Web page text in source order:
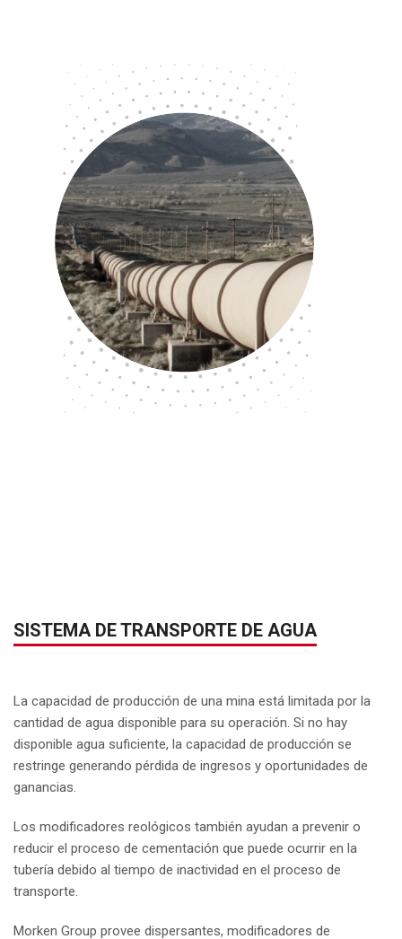
SISTEMA DE TRANSPORTE DE AGUA
La capacidad de producción de una mina está limitada por la
cantidad de agua disponible para su operación. Si no hay
disponible agua suficiente, la capacidad de producción se
restringe generando pérdida de ingresos y oportunidades de
ganancias.
Los modificadores reológicos también ayudan a prevenir o
reducir el proceso de cementación que puede ocurrir en la
tubería debido al tiempo de inactividad en el proceso de
transporte.
Morken Group provee dispersantes, modificadores de